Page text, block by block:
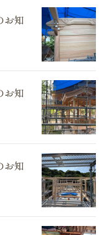
お知
お知
お知